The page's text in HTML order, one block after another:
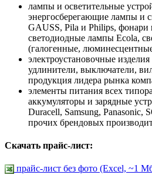
лампы и осветительные
энергосберегающие лампы и
GAUSS, Pila и Philips, фонари
светодиодные лампы Ecola,
(галогенные,
электроустановочные
удлинители, выключатели,
продукция лидера рынка
элементы питания всех
аккумуляторы и зарядные
Duracell, Samsung, Panasonic,
прочих брендовых
Скачать прайс-лист:
прайс-лист без фото (Excel, ~1